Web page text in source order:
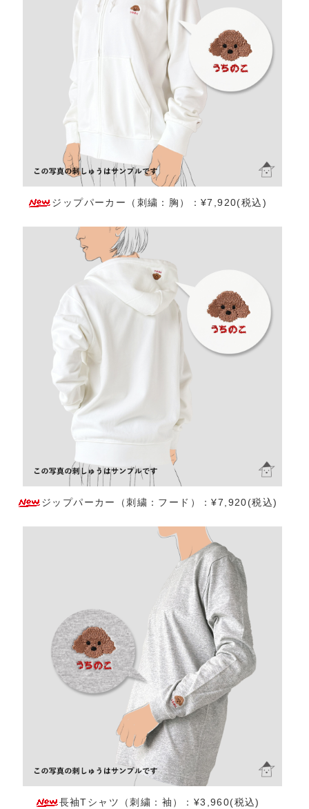
ジップパーカー（刺繍：胸）：¥7,920(税込)
ジップパーカー（刺繍：フード）：¥7,920(税込)
長袖Tシャツ（刺繍：袖）：¥3,960(税込)